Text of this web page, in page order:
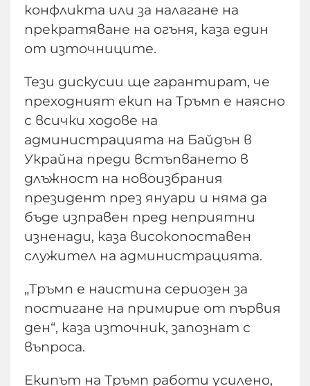
конфликта или за налагане на
прекратяване на огъня, каза един
от източниците.
Тези дискусии ще гарантират, че
преходният екип на Тръмп е наясно
с всички ходове на
администрацията на Байдън в
Украйна преди встъпването в
длъжност на новоизбрания
президент през януари и няма да
бъде изправен пред неприятни
изненади, каза високопоставен
служител на администрацията.
„Тръмп е наистина сериозен за
постигане на примирие от първия
ден“, каза източник, запознат с
въпроса.
Екипът на Тръмп работи усилено,